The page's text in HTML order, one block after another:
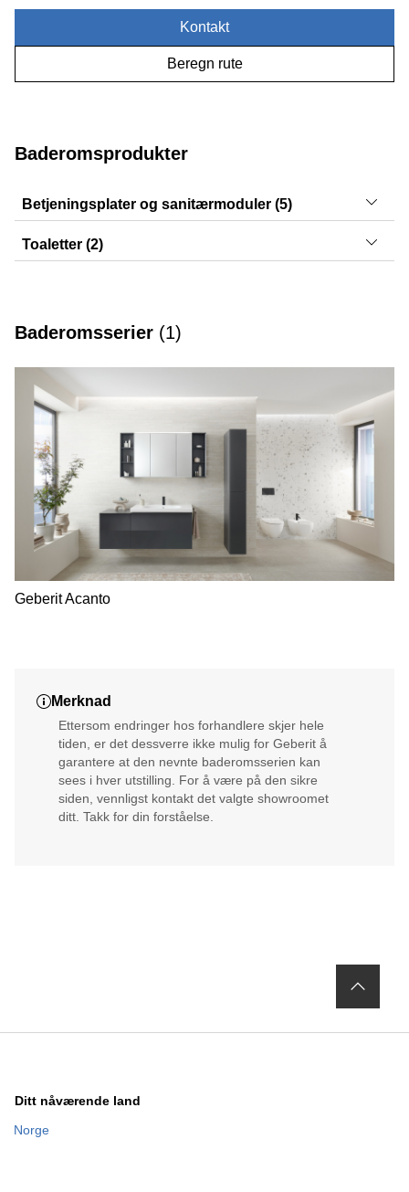
Kontakt
Beregn rute
Baderomsprodukter
Betjeningsplater og sanitærmoduler (5)
Sigma40, Sigma50, Sigma21, Sigma30, Sigma20
Toaletter (2)
Baderomsserier (1)
Geberit Acanto
Merknad
Ettersom endringer hos forhandlere skjer hele
tiden, er det dessverre ikke mulig for Geberit å
garantere at den nevnte baderomsserien kan
sees i hver utstilling. For å være på den sikre
siden, vennligst kontakt det valgte showroomet
ditt. Takk for din forståelse.
Ditt nåværende land
Norge